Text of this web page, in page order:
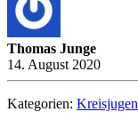
Thomas Junge
14. August 2020
Kategorien: